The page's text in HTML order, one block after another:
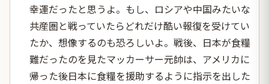
幸運だったと思うよ。もし、ロシアや中国みたいな
共産圏と戦っていたらどれだけ酷い報復を受けてい
たか、想像するのも恐ろしいよ。戦後、日本が食糧
難だったのを見たマッカーサー元帥は、アメリカに
帰った後日本に食糧を援助するように指示を出した